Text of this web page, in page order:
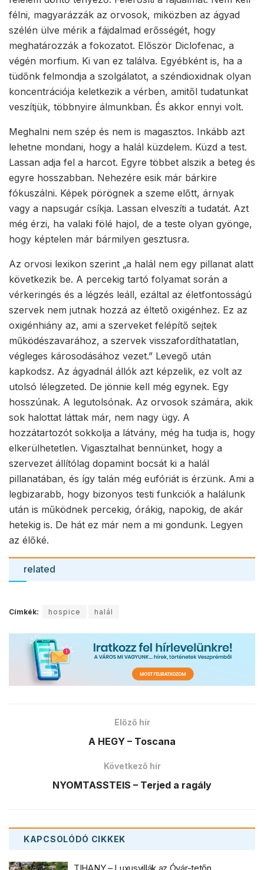
félni, magyarázzák az orvosok, miközben az ágyad
szélén ülve mérik a fájdalmad erősségét, hogy
meghatározzák a fokozatot. Először Diclofenac, a
végén morfium. Ki van ez találva. Egyébként is, ha a
tüdőnk felmondja a szolgálatot, a széndioxidnak olyan
koncentrációja keletkezik a vérben, amitől tudatunkat
veszítjük, többnyire álmunkban. És akkor ennyi volt.
Meghalni nem szép és nem is magasztos. Inkább azt
lehetne mondani, hogy a halál küzdelem. Küzd a test.
Lassan adja fel a harcot. Egyre többet alszik a beteg és
egyre hosszabban. Nehezére esik már bárkire
fókuszálni. Képek pörögnek a szeme előtt, árnyak
vagy a napsugár csíkja. Lassan elveszíti a tudatát. Azt
még érzi, ha valaki fölé hajol, de a teste olyan gyönge,
hogy képtelen már bármilyen gesztusra.
Az orvosi lexikon szerint „a halál nem egy pillanat alatt
következik be. A percekig tartó folyamat során a
vérkeringés és a légzés leáll, ezáltal az életfontosságú
szervek nem jutnak hozzá az éltető oxigénhez. Ez az
oxigénhiány az, ami a szerveket felépítő sejtek
működészavarához, a szervek visszafordíthatatlan,
végleges károsodásához vezet.” Levegő után
kapkodsz. Az ágyadnál állók azt képzelik, ez volt az
utolsó lélegzeted. De jönnie kell még egynek. Egy
hosszúnak. A legutolsónak. Az orvosok számára, akik
sok halottat láttak már, nem nagy ügy. A
hozzátartozót sokkolja a látvány, még ha tudja is, hogy
elkerülhetetlen. Vigasztalhat bennünket, hogy a
szervezet állítólag dopamint bocsát ki a halál
pillanatában, és így talán még eufóriát is érzünk. Ami a
legbizarabb, hogy bizonyos testi funkciók a halálunk
után is működnek percekig, órákig, napokig, de akár
hetekig is. De hát ez már nem a mi gondunk. Legyen
az élőké.
related
Címkék: hospice halál
Előző hír
A HEGY – Toscana
Következő hír
NYOMTASSTEIS – Terjed a ragály
KAPCSOLÓDÓ CIKKEK
TIHANY – Luxusvillák az Óvár-tetőn